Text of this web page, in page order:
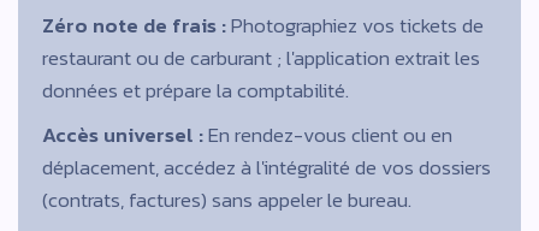
Zéro note de frais :Photographiez vos tickets de
restaurant ou de carburant ; l'application extrait les
données et prépare la comptabilité.
Accès universel :En rendez-vous client ou en
déplacement, accédez à l'intégralité de vos dossiers
(contrats, factures) sans appeler le bureau.